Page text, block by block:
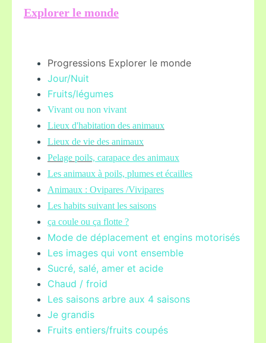
Explorer le monde
Progressions Explorer le monde
Jour/Nuit
Fruits/légumes
Vivant ou non vivant
Lieux d'habitation des animaux
Lieux de vie des animaux
Pelage poils, carapace des animaux
Les animaux à poils, plumes et écailles
Animaux : Ovipares /Vivipares
Les habits suivant les saisons
ça coule ou ça flotte ?
Mode de déplacement et engins motorisés
Les images qui vont ensemble
Sucré, salé, amer et acide
Chaud / froid
Les saisons arbre aux 4 saisons
Je grandis
Fruits entiers/fruits coupés